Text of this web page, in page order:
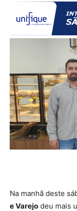
Na manhã deste
e Varejo deu mais